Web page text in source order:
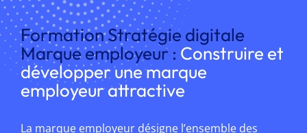
Externalisation
Réalisations
Ressources
Formation Stratégie digitale
Marque employeur : Construire et
développer une marque
employeur attractive
La marque employeur désigne l’ensemble des